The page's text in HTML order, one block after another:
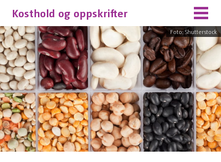
Kosthold og oppskrifter
Foto: Shutterstock